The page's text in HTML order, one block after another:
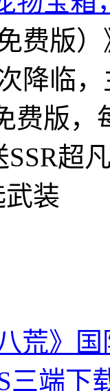
费版
降临
费版，
超
装
荒》国
三端下